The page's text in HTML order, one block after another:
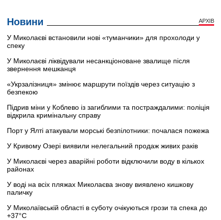
Новини АРХІВ
У Миколаєві встановили нові «туманчики» для прохолоди у
спеку
У Миколаєві ліквідували несанкціоноване звалище після
звернення мешканця
«Укрзалізниця» змінює маршрути поїздів через ситуацію з
безпекою
Підрив міни у Коблево із загиблими та постраждалими: поліція
відкрила кримінальну справу
Порт у Ялті атакували морські безпілотники: почалася пожежа
У Кривому Озері виявили нелегальний продаж живих раків
У Миколаєві через аварійні роботи відключили воду в кількох
районах
У воді на всіх пляжах Миколаєва знову виявлено кишкову
паличку
У Миколаївській області в суботу очікуються грози та спека до
+37°C